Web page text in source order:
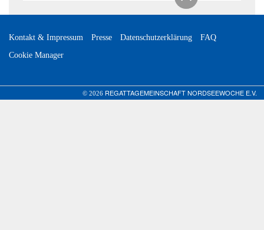
Kontakt & Impressum Presse Datenschutzerklärung
FAQ
Cookie Manager
© 2026 REGATTAGEMEINSCHAFT NORDSEEWOCHE E.V.